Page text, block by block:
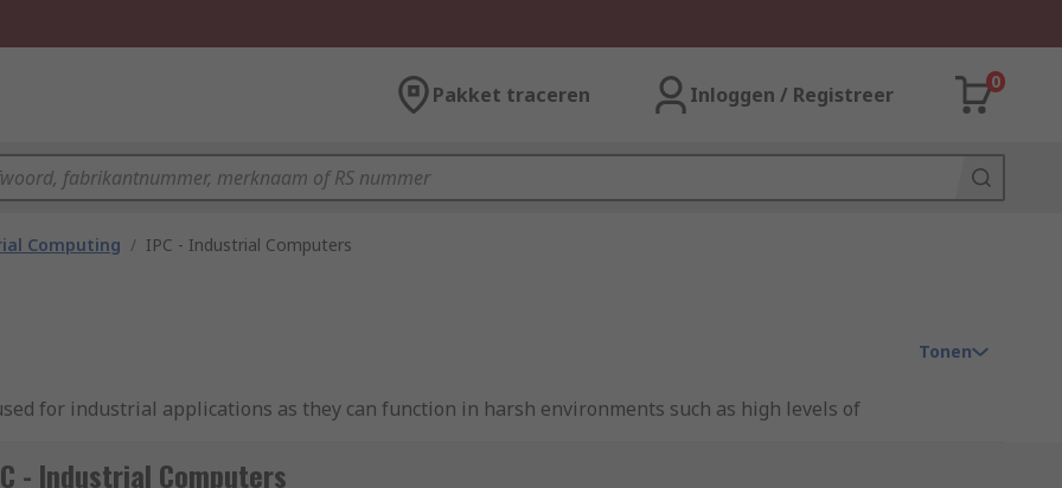
Pakket traceren Inloggen / Registreer
0
Computing / IPC - Industrial Computers
for industrial applications as they can function in harsh environments such as high levels of
Tonen
- Industrial Computers